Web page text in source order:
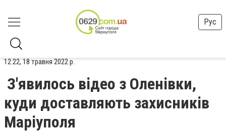
Рус
12:22, 18 травня 2022 р.
З'явилось відео з Оленівки,
куди доставляють захисників
Маріуполя